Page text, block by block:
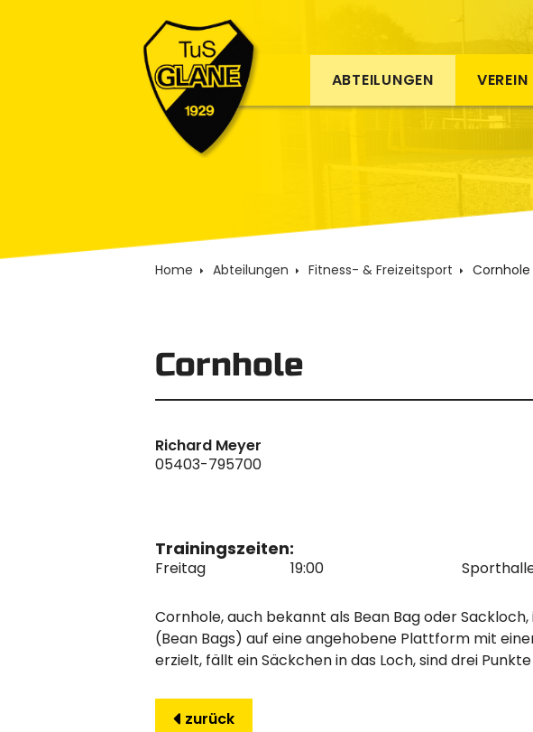
ABTEILUNGEN VEREIN
Home Abteilungen Fitness- & Freizeitsport Cornhole
Cornhole
Richard Meyer
05403-795700
Trainingszeiten:
Freitag 19:00
Cornhole, auch bekannt als Bean Bag oder
(Bean Bags) auf eine angehobene Plattform mit
erzielt, fällt ein Säckchen in das Loch, sind drei
zurück